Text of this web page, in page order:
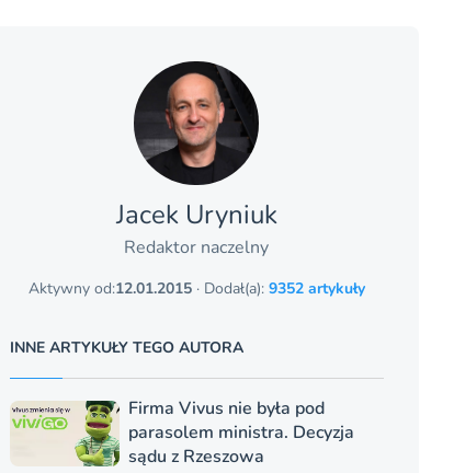
Jacek Uryniuk
Redaktor naczelny
Aktywny od:12.01.2015· Dodał(a): 9352 artykuły
INNE ARTYKUŁY TEGO AUTORA
Firma Vivus nie była pod
parasolem ministra. Decyzja
sądu z Rzeszowa